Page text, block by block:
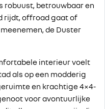
robuust, betrouwbaar en
rijdt, offroad gaat of
de Duster
interieur voelt
als op een modderig
en krachtige 4×4-
voor avontuurlijke